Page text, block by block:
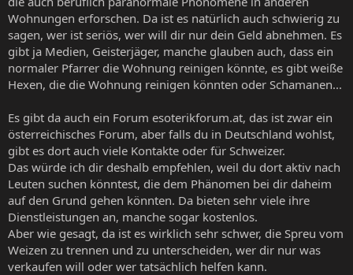
Wohnungen erforschen. Da ist es natürlich auch schwierig zu
sagen, wer ist seriös, wer will dir nur dein Geld abnehmen. Es
gibt ja Medien, Geisterjäger, manche glauben auch, dass ein
normaler Pfarrer die Wohnung reinigen könnte, es gibt weiße
Hexen, die die Wohnung reinigen könnten oder Schamanen...
Es gibt da auch ein Forum esoterikforum.at, das ist zwar ein
österreichisches Forum, aber falls du in Deutschland wohlst,
gibt es dort auch viele Kontakte oder für Schweizer.
Das würde ich dir deshalb empfehlen, weil du dort aktiv nach
Leuten suchen könntest, die dem Phänomen bei dir daheim
auf den Grund gehen könnten. Da bieten sehr viele ihre
Dienstleistungen an, manche sogar kostenlos.
Aber wie gesagt, da ist es wirklich sehr schwer, die Spreu vom
Weizen zu trennen und zu unterscheiden, wer dir nur was
verkaufen will oder wer tatsächlich helfen kann.